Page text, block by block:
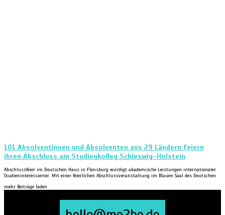
101 Absolventinnen und Absolventen aus 29 Ländern feiern
ihren Abschluss am Studienkolleg Schleswig-Holstein
Abschlussfeier im Deutschen Haus in Flensburg würdigt akademische Leistungen internationaler
Studieninteressierter. Mit einer feierlichen Abschlussveranstaltung im Blauen Saal des Deutschen
mehr Beiträge laden